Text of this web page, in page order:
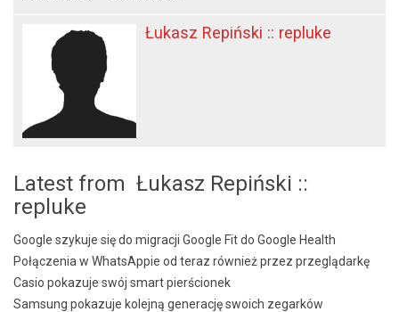
Łukasz Repiński :: repluke
Latest from Łukasz Repiński ::
repluke
Google szykuje się do migracji Google Fit do Google Health
Połączenia w WhatsAppie od teraz również przez przeglądarkę
Casio pokazuje swój smart pierścionek
Samsung pokazuje kolejną generację swoich zegarków